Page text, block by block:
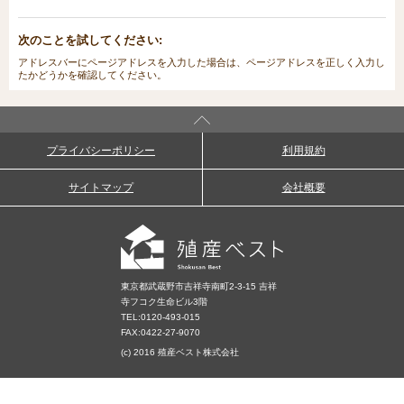
次のことを試してください:
アドレスバーにページアドレスを入力した場合は、ページアドレスを正しく入力し
たかどうかを確認してください。
プライバシーポリシー 利用規約
サイトマップ 会社概要
東京都武蔵野市吉祥寺南町2-3-15 吉祥
寺フコク生命ビル3階
TEL:0120-493-015
FAX:0422-27-9070
(c) 2016 殖産ベスト株式会社